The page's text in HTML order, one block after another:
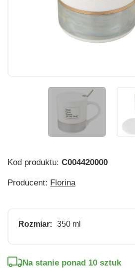
Kod produktu: C004420000
Producent: Florina
Rozmiar: 350 ml
Na stanie ponad 10 sztuk